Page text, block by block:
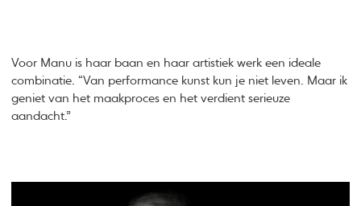
Voor Manu is haar baan en haar artistiek werk een ideale
combinatie. “Van performance kunst kun je niet leven. Maar ik
geniet van het maakproces en het verdient serieuze
aandacht.”